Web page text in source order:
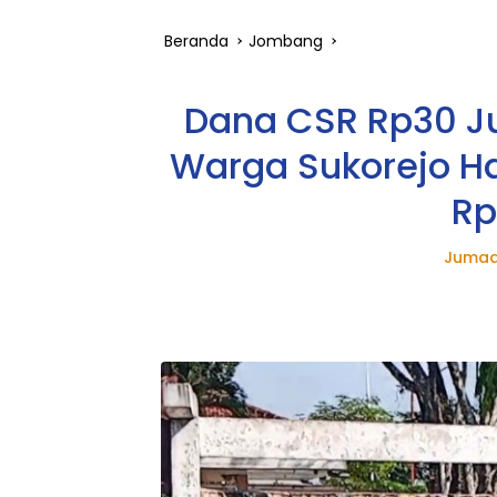
Beranda Jombang
Dana CSR Rp30
Warga Sukorejo